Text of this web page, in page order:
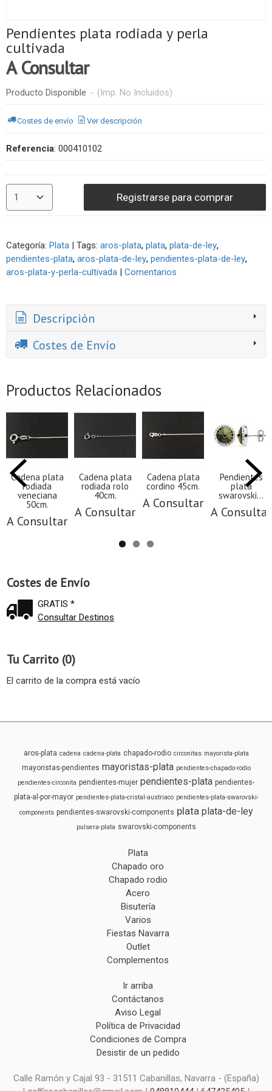
Costes de Envío
GRATIS *
Consultar Destinos
Tu Carrito (0)
El carrito de la compra está vacío
Pendientes plata rodiada y perla
cultivada
A Consultar
Producto Disponible - (Imp. No Incluidos)
Costes de envío Ver descripción
Referencia: 000410102
Registrarse para comprar
Categoría: Plata | Tags: aros-plata plata plata-de-ley
pendientes-plata aros-plata-de-ley pendientes-plata-de-ley
aros-plata-y-perla-cultivada | Comentarios
Descripción
Costes de Envío
Productos Relacionados
Cadena plata
rodiada
veneciana
50cm.
A Consultar
Cadena plata
rodiada rolo
40cm.
A Consultar
Cadena plata
cordino 45cm.
A Consultar
Pendientes
plata
swarovski...
A Consultar
aros-plata cadena cadena-plata chapado-rodio circonitas mayorista-plata
mayoristas-pendientes mayoristas-plata pendientes-chapado-rodio
pendientes-circonita pendientes-mujer pendientes-plata pendientes-
plata-al-por-mayor pendientes-plata-cristal-austriaco pendientes-plata-swarovski-
components pendientes-swarovski-components plata plata-de-ley
pulsera-plata swarovski-components
Plata
Chapado oro
Chapado rodio
Acero
Bisutería
Varios
Fiestas Navarra
Outlet
Complementos
Ir arriba
Contáctanos
Aviso Legal
Política de Privacidad
Condiciones de Compra
Desistir de un pedido
Calle Ramón y Cajal 93 - 31511 Cabanillas, Navarra - (España)